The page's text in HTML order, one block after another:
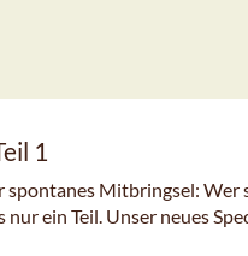
1
spontanes Mitbringsel: Wer
ein Teil. Unser neues